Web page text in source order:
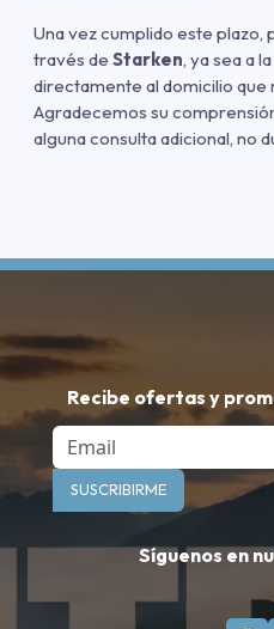
Una vez cumplido este
través de Starken , ya sea a
directamente al domicilio que
Agradecemos su
alguna consulta adicional, no
Recibe ofertas y
Email
SUSCRIBIRME
Síguenos en